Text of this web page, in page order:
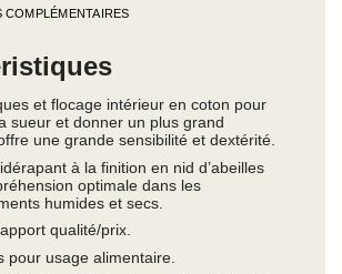
COMPLÉMENTAIRES
et flocage intérieur en coton pour
sueur et donner un plus grand
une grande sensibilité et dextérité.
à la finition en nid d’abeilles
optimale dans les
humides et secs.
qualité/prix.
pour usage alimentaire.